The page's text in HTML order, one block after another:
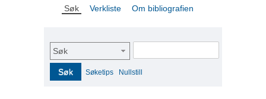
Søk Verkliste Om bibliografien
Søk
Søk Søketips Nullstill